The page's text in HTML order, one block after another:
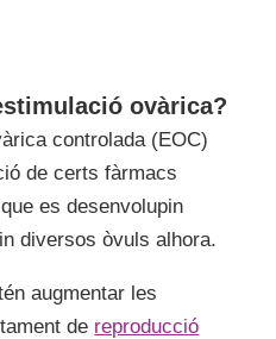
ovàrica?
controlada (EOC)
de certs fàrmacs
es desenvolupin
diversos òvuls alhora.
augmentar les
de reproducció